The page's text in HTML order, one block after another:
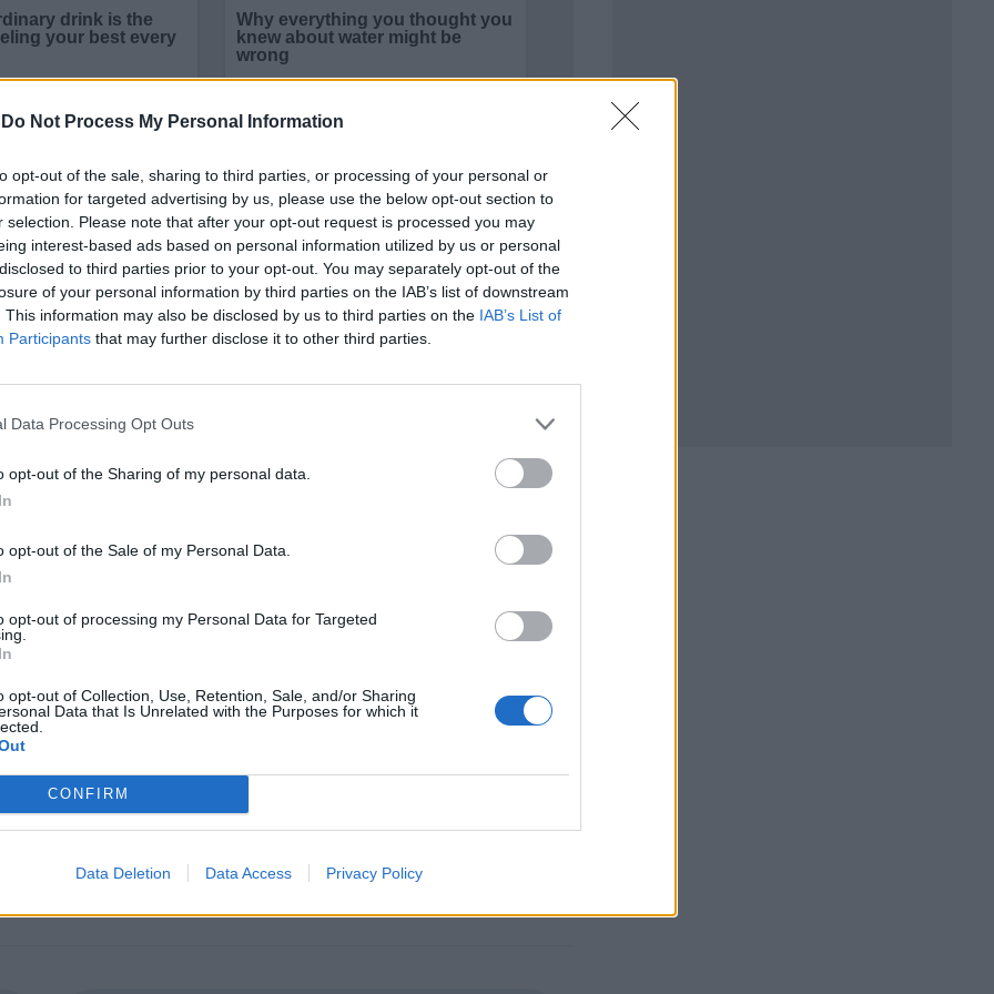
Do Not Process My Personal Information
opt-out of the sale, sharing to third parties, or processing of your personal or
for targeted advertising by us, please use the below opt-out section to
selection. Please note that after your opt-out request is processed you may
interest-based ads based on personal information utilized by us or personal
to third parties prior to your opt-out. You may separately opt-out of the
of your personal information by third parties on the IAB’s list of downstream
This information may also be disclosed by us to third parties on the IAB’s List of
Participants that may further disclose it to other third parties.
Data Processing Opt Outs
opt-out of the Sharing of my personal data.
opt-out of the Sale of my Personal Data.
opt-out of processing my Personal Data for Targeted
opt-out of Collection, Use, Retention, Sale, and/or Sharing
Data that Is Unrelated with the Purposes for which it
CONFIRM
Data Deletion Data Access Privacy Policy
протестиращите учители или бяха уволнени, или
комитет и предвещават отлив на учители
с новия закон, рано или късно ще доведе
синдикат на учителите в Унгария.
кандидат-студенти са посочили преподаването като
кариера и нормално семейство, като учител няма
програма и признава, че изискванията за
със застрашителни темпове и това е проблем и за
на европейско ниво”,